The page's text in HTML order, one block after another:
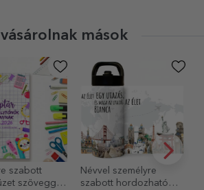
mások
Névvel személyre
szabott hordozható
Egyedi
portréddal